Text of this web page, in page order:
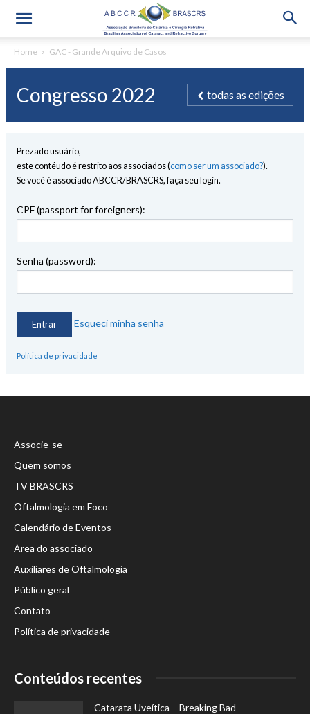
Home GAC - Grande Arquivo de Casos
Congresso 2022 todas as edições
Prezado usuário,
este contéudo é restrito aos associados (como ser um associado?).
Se você é associado ABCCR/BRASCRS, faça seu login.
CPF (passport for foreigners):
Senha (password):
Esqueci minha senha
Política de privacidade
Associe-se
Quem somos
TV BRASCRS
Oftalmologia em Foco
Calendário de Eventos
Área do associado
Auxiliares de Oftalmologia
Público geral
Contato
Política de privacidade
Conteúdos recentes
Catarata Uveítica – Breaking Bad